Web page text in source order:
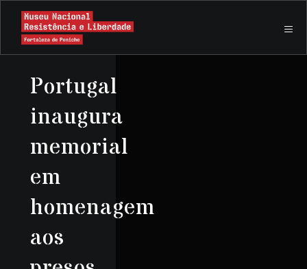
Portugal
inaugura
memorial
em
homenagem
aos